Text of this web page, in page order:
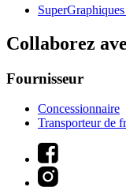
Collaborez
Fournisseur
Concessionnaire
Transporteur de